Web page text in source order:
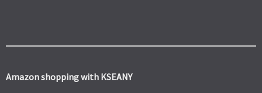
Amazon shopping with KSEANY